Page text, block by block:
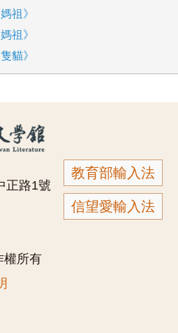
祖》
祖》
貓》
教育部輸入法
信望愛輸入法
正路1號
所有